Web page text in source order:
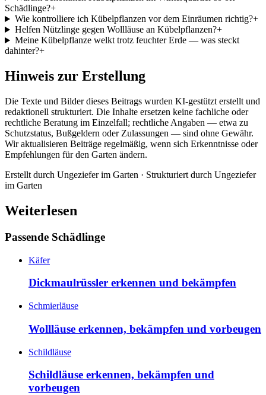
Schädlinge?+
Wie kontrolliere ich Kübelpflanzen vor dem Einräumen richtig?+
Helfen Nützlinge gegen Wollläuse an Kübelpflanzen?+
Meine Kübelpflanze welkt trotz feuchter Erde — was steckt
dahinter?+
Hinweis zur Erstellung
Die Texte und Bilder dieses Beitrags wurden KI-gestützt erstellt und
redaktionell strukturiert. Die Inhalte ersetzen keine fachliche oder
rechtliche Beratung im Einzelfall; rechtliche Angaben — etwa zu
Schutzstatus, Bußgeldern oder Zulassungen — sind ohne Gewähr.
Wir aktualisieren Beiträge regelmäßig, wenn sich Erkenntnisse oder
Empfehlungen für den Garten ändern.
Erstellt durch Ungeziefer im Garten · Strukturiert durch Ungeziefer
im Garten
Weiterlesen
Passende Schädlinge
Käfer
Dickmaulrüssler erkennen und bekämpfen
Schmierläuse
Wollläuse erkennen, bekämpfen und vorbeugen
Schildläuse
Schildläuse erkennen, bekämpfen und
vorbeugen